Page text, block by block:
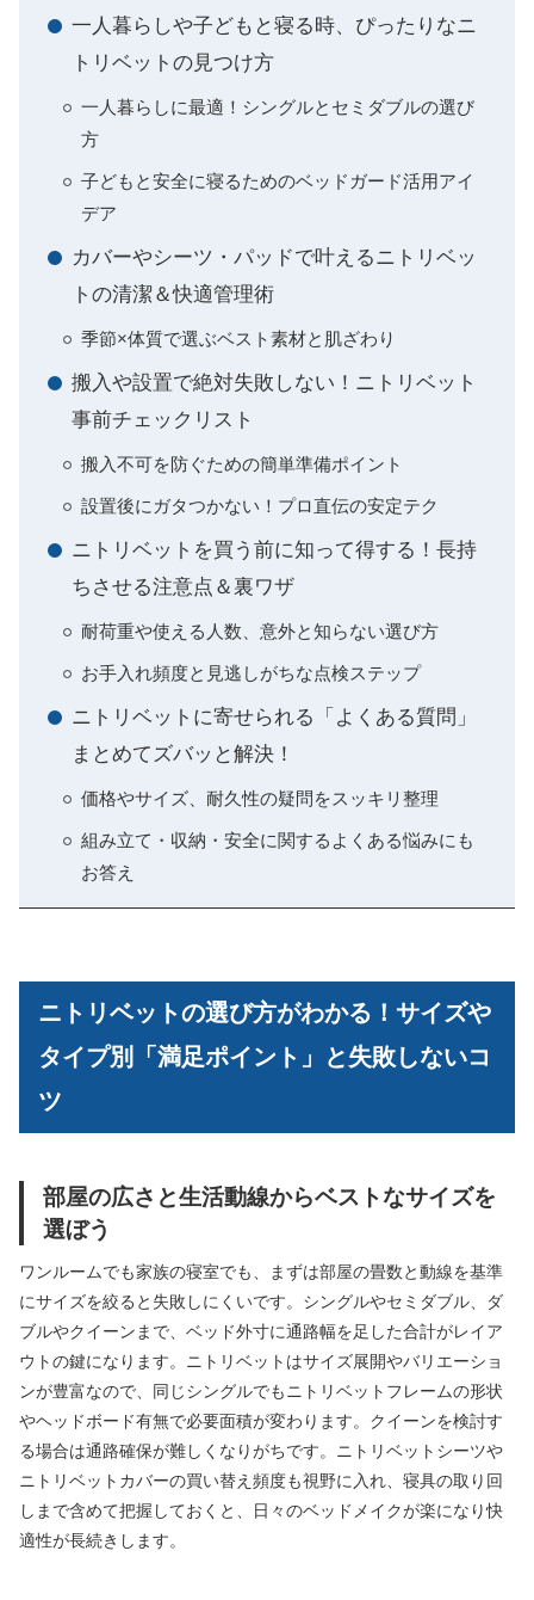
一人暮らしや子どもと寝る時、ぴったりなニ
トリベットの見つけ方
一人暮らしに最適！シングルとセミダブルの選び
方
子どもと安全に寝るためのベッドガード活用アイ
デア
カバーやシーツ・パッドで叶えるニトリベッ
トの清潔＆快適管理術
季節×体質で選ぶベスト素材と肌ざわり
搬入や設置で絶対失敗しない！ニトリベット
事前チェックリスト
搬入不可を防ぐための簡単準備ポイント
設置後にガタつかない！プロ直伝の安定テク
ニトリベットを買う前に知って得する！長持
ちさせる注意点＆裏ワザ
耐荷重や使える人数、意外と知らない選び方
お手入れ頻度と見逃しがちな点検ステップ
ニトリベットに寄せられる「よくある質問」
まとめてズバッと解決！
価格やサイズ、耐久性の疑問をスッキリ整理
組み立て・収納・安全に関するよくある悩みにも
お答え
ニトリベットの選び方がわかる！サイズや
タイプ別「満足ポイント」と失敗しないコ
ツ
部屋の広さと生活動線からベストなサイズを
選ぼう
ワンルームでも家族の寝室でも、まずは部屋の畳数と動線を基準
にサイズを絞ると失敗しにくいです。シングルやセミダブル、ダ
ブルやクイーンまで、ベッド外寸に通路幅を足した合計がレイア
ウトの鍵になります。ニトリベットはサイズ展開やバリエーショ
ンが豊富なので、同じシングルでもニトリベットフレームの形状
やヘッドボード有無で必要面積が変わります。クイーンを検討す
る場合は通路確保が難しくなりがちです。ニトリベットシーツや
ニトリベットカバーの買い替え頻度も視野に入れ、寝具の取り回
しまで含めて把握しておくと、日々のベッドメイクが楽になり快
適性が長続きします。